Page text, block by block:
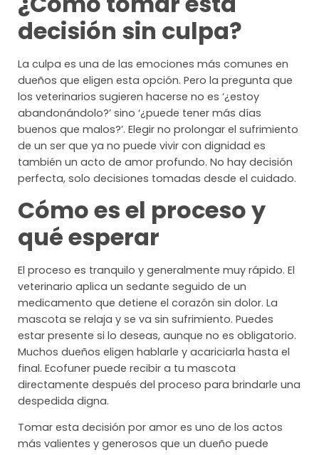
decisión sin culpa?
La culpa es una de las emociones más comunes en
dueños que eligen esta opción. Pero la pregunta que
los veterinarios sugieren hacerse no es ‘¿estoy
abandonándolo?’ sino ‘¿puede tener más días
buenos que malos?’. Elegir no prolongar el sufrimiento
de un ser que ya no puede vivir con dignidad es
también un acto de amor profundo. No hay decisión
perfecta, solo decisiones tomadas desde el cuidado.
Cómo es el proceso y
qué esperar
El proceso es tranquilo y generalmente muy rápido. El
veterinario aplica un sedante seguido de un
medicamento que detiene el corazón sin dolor. La
mascota se relaja y se va sin sufrimiento. Puedes
estar presente si lo deseas, aunque no es obligatorio.
Muchos dueños eligen hablarle y acariciarla hasta el
final. Ecofuner puede recibir a tu mascota
directamente después del proceso para brindarle una
despedida digna.
Tomar esta decisión por amor es uno de los actos
más valientes y generosos que un dueño puede